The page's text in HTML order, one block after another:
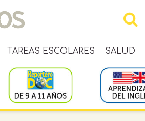
TAREAS ESCOLARES SALUD